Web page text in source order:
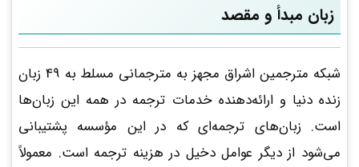
زبان مبدأ و مقصد
شبکه مترجمین اشراق مجهز به مترجمانی مسلط به 49 زبان
زنده دنیا و ارائه‌دهنده خدمات ترجمه در همه این زبان‌ها
است. زبان‌های ترجمه‌ای که در این مؤسسه پشتیبانی
می‌شود از دیگر عوامل دخیل در هزینه ترجمه است. معمولاً